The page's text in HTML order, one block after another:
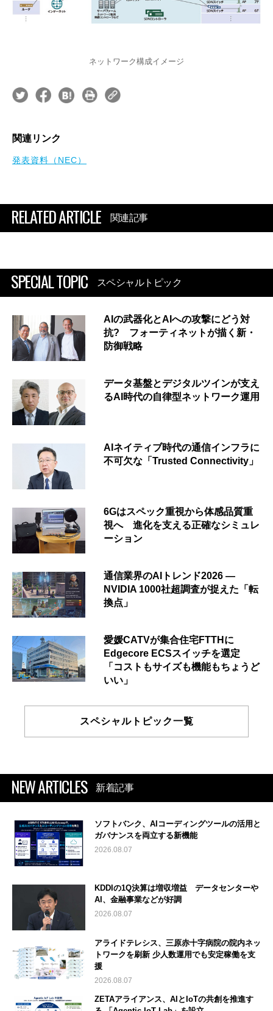
ネットワーク構成イメージ
関連リンク
発表資料（NEC）
RELATED ARTICLE 関連記事
SPECIAL TOPIC スペシャルトピック
AIの武器化とAIへの攻撃にどう対
抗? フォーティネットが描く新・
防御戦略
データ基盤とデジタルツインが支え
るAI時代の自律型ネットワーク運用
AIネイティブ時代の通信インフラに
不可欠な「Trusted Connectivity」
6Gはスペック重視から体感品質重
視へ 進化を支える正確なシミュレ
ーション
通信業界のAIトレンド2026 ―
NVIDIA 1000社超調査が捉えた「転
換点」
愛媛CATVが集合住宅FTTHに
Edgecore ECSスイッチを選定
「コストもサイズも機能もちょうど
いい」
スペシャルトピック一覧
NEW ARTICLES 新着記事
ソフトバンク、AIコーディングツールの活用と
ガバナンスを両立する新機能
2026.08.07
KDDIの1Q決算は増収増益 データセンターや
AI、金融事業などが好調
2026.08.07
アライドテレシス、三原赤十字病院の院内ネッ
トワークを刷新 少人数運用でも安定稼働を支
援
2026.08.07
ZETAアライアンス、AIとIoTの共創を推進す